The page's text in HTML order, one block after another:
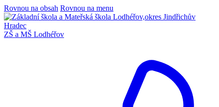
Rovnou na obsah Rovnou na menu
ZŠ a MŠ Lodhéřov